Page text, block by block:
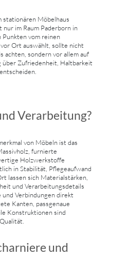
stationären Möbelhaus
im Raum Paderborn in
vom reinen
Ort auswählt, sollte nicht
achten, sondern vor allem auf
Zufriedenheit, Haltbarkeit
Verarbeitung?
von Möbeln ist das
furnierte
Holzwerkstoffe
in Stabilität, Pflegeaufwand
lassen sich Materialstärken,
und Verarbeitungsdetails
Verbindungen direkt
Kanten, passgenaue
Konstruktionen sind
und